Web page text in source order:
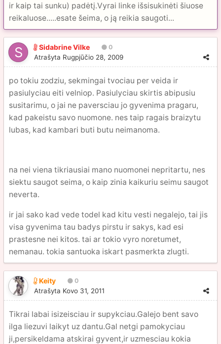
ir kaip tai sunku) padėtį.Vyrai linke išsisukinėti šiuose
reikaluose.....esate šeima, o ją reikia saugoti...
Sidabrine Vilke 0
Atrašyta Rugpjūčio 28, 2009
po tokiu zodziu, sekmingai tvociau per veida ir
pasiulyciau eiti velniop. Pasiulyciau skirtis abipusiu
susitarimu, o jai ne paversciau jo gyvenima pragaru,
kad pakeistu savo nuomone. nes taip ragais braizytu
lubas, kad kambari buti butu neimanoma.
na nei viena tikriausiai mano nuomonei nepritartu, nes
siektu saugot seima, o kaip zinia kaikuriu seimu saugot
neverta.
ir jai sako kad vede todel kad kitu vesti negalejo, tai jis
visa gyvenima tau badys pirstu ir sakys, kad esi
prastesne nei kitos. tai ar tokio vyro noretumet,
nemanau. tokia santuoka iskart pasmerkta zlugti.
Keity 0
Atrašyta Kovo 31, 2011
Tikrai labai isizeisciau ir supykciau.Galejo bent savo
ilga liezuvi laikyt uz dantu.Gal netgi pamokyciau
ji,persikeldama atskirai gyvent,ir uzmesciau kokia